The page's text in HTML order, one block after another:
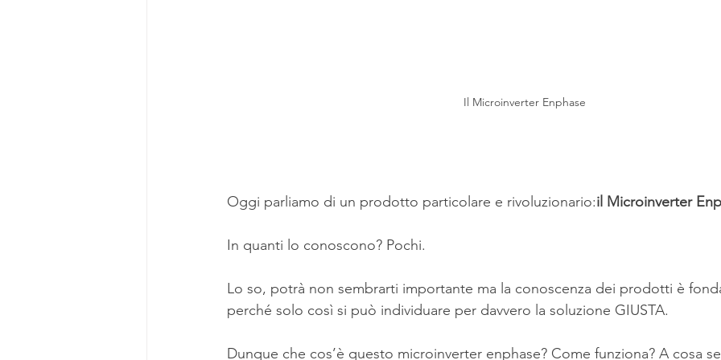
Il Microinverter Enphase
Oggi parliamo di un prodotto particolare e rivoluzionario:il Microinverter
In quanti lo conoscono? Pochi.
Lo so, potrà non sembrarti importante ma la conoscenza dei prodotti è
perché solo così si può individuare per davvero la soluzione GIUSTA.
Dunque che cos’è questo microinverter enphase? Come funziona? A cosa